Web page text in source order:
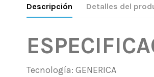
Descripción Detalles del
Tecnología: GENERICA